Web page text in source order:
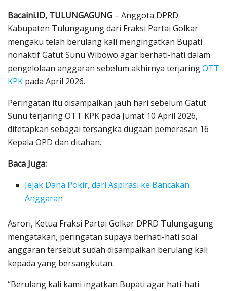
Bacaini.ID, TULUNGAGUNG – Anggota DPRD
Kabupaten Tulungagung dari Fraksi Partai Golkar
mengaku telah berulang kali mengingatkan Bupati
nonaktif Gatut Sunu Wibowo agar berhati-hati dalam
pengelolaan anggaran sebelum akhirnya terjaringOTT
KPK pada April 2026.
Peringatan itu disampaikan jauh hari sebelum Gatut
Sunu terjaring OTT KPK pada Jumat 10 April 2026,
ditetapkan sebagai tersangka dugaan pemerasan 16
Kepala OPD dan ditahan.
Baca Juga:
Jejak Dana Pokir, dari Aspirasi ke Bancakan
Anggaran
Asrori, Ketua Fraksi Partai Golkar DPRD Tulungagung
mengatakan, peringatan supaya berhati-hati soal
anggaran tersebut sudah disampaikan berulang kali
kepada yang bersangkutan.
“Berulang kali kami ingatkan Bupati agar hati-hati